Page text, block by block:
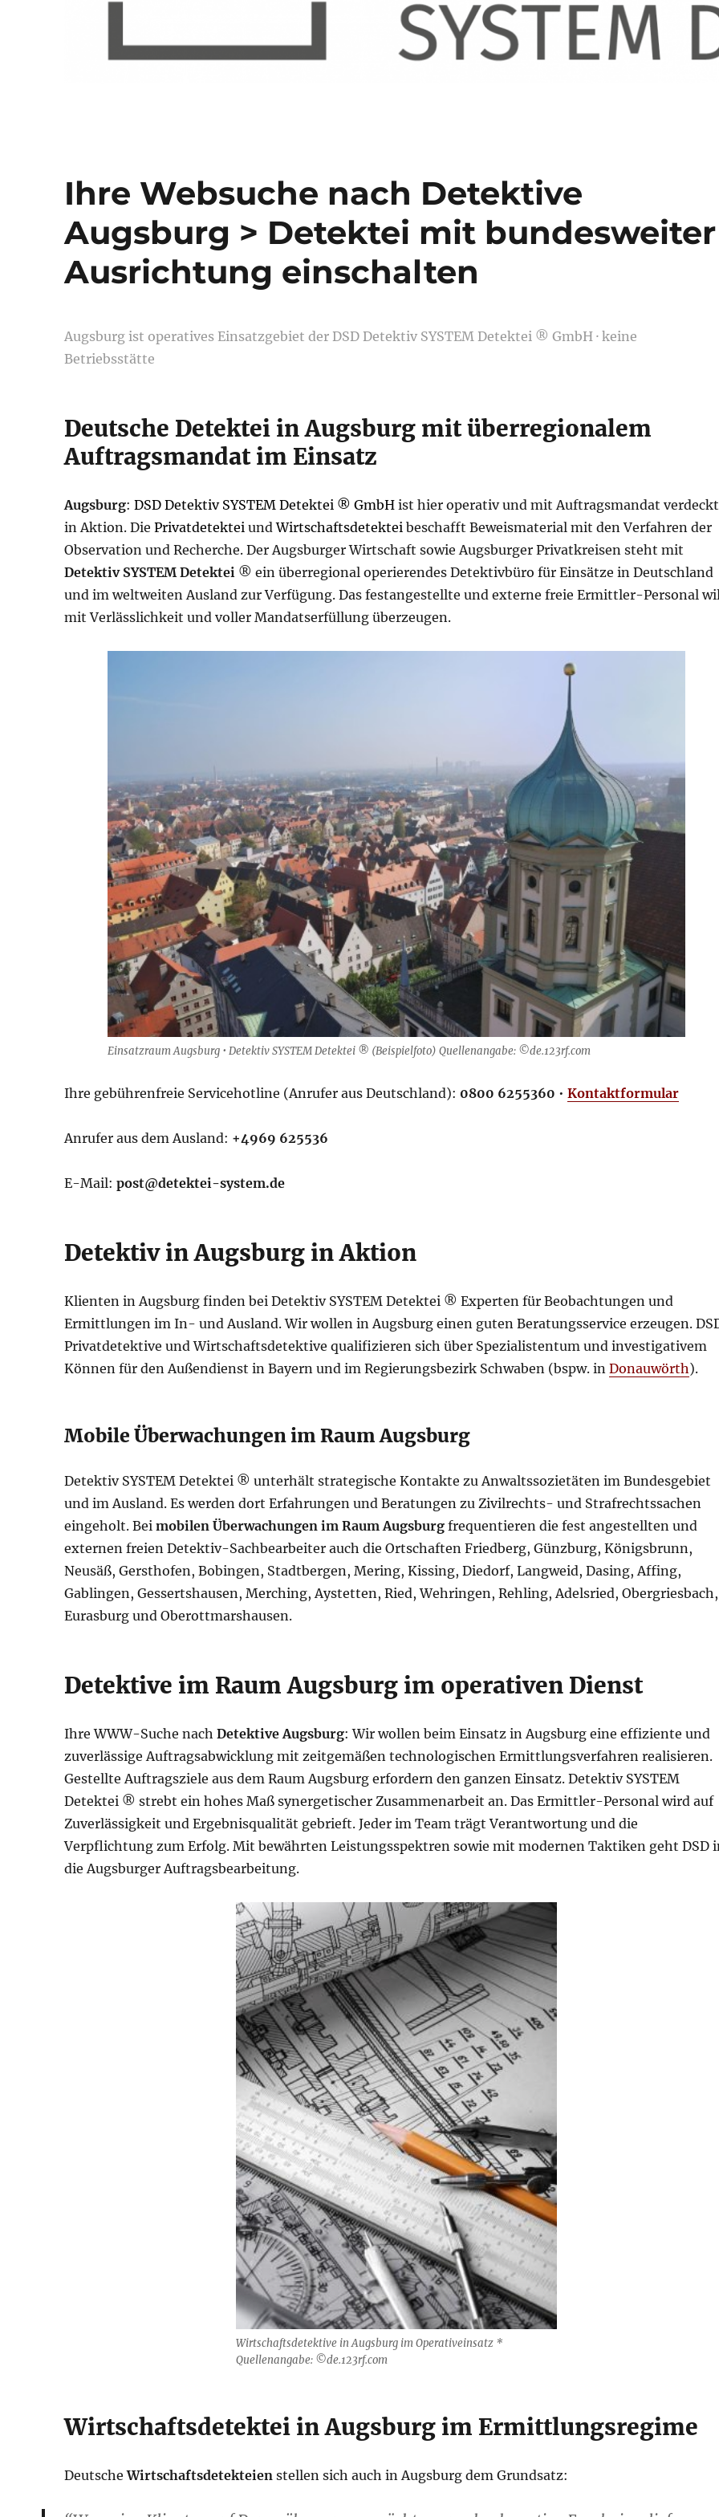
Ihre Websuche nach Detektive
Augsburg > Detektei mit bundesweiter
Ausrichtung einschalten
Augsburg ist operatives Einsatzgebiet der DSD Detektiv SYSTEM Detektei ® GmbH · keine
Betriebsstätte
Deutsche Detektei in Augsburg mit überregionalem
Auftragsmandat im Einsatz
Augsburg:DSD Detektiv SYSTEM Detektei ® GmbH ist hier operativ und mit Auftragsmandat verdeckt
in Aktion. DiePrivatdetektei undWirtschaftsdetektei beschafft Beweismaterial mit den Verfahren der
Observation und Recherche. Der Augsburger Wirtschaft sowie Augsburger Privatkreisen steht mit
Detektiv SYSTEM Detektei ® ein überregional operierendes Detektivbüro für Einsätze in Deutschland
und im weltweiten Ausland zur Verfügung. Das festangestellte und externe freie Ermittler-Personal
mit Verlässlichkeit und voller Mandatserfüllung überzeugen.
Einsatzraum Augsburg • Detektiv SYSTEM Detektei ® (Beispielfoto) Quellenangabe: ©de.123rf.com
Ihre gebührenfreie Servicehotline (Anrufer aus Deutschland): 0800 6255360 •Kontaktformular
Anrufer aus dem Ausland: +4969 625536
E-Mail:post@detektei-system.de
Detektiv in Augsburg in Aktion
Klienten in Augsburg finden bei Detektiv SYSTEM Detektei ® Experten für Beobachtungen und
Ermittlungen im In- und Ausland. Wir wollen in Augsburg einen guten Beratungsservice erzeugen.
Privatdetektive und Wirtschaftsdetektive qualifizieren sich über Spezialistentum und investigativem
Können für den Außendienst in Bayern und im Regierungsbezirk Schwaben (bspw. inDonauwörth).
Mobile Überwachungen im Raum Augsburg
Detektiv SYSTEM Detektei ® unterhält strategische Kontakte zu Anwaltssozietäten im Bundesgebiet
und im Ausland. Es werden dort Erfahrungen und Beratungen zu Zivilrechts- und Strafrechtssachen
eingeholt. Beimobilen Überwachungen im Raum Augsburg frequentieren die fest angestellten und
externen freien Detektiv-Sachbearbeiter auch die Ortschaften Friedberg, Günzburg, Königsbrunn,
Neusäß, Gersthofen, Bobingen, Stadtbergen, Mering, Kissing, Diedorf, Langweid, Dasing, Affing,
Gablingen, Gessertshausen, Merching, Aystetten, Ried, Wehringen, Rehling, Adelsried, Obergriesbach,
Eurasburg und Oberottmarshausen.
Detektive im Raum Augsburg im operativen Dienst
Ihre WWW-Suche nachDetektive Augsburg: Wir wollen beim Einsatz in Augsburg eine effiziente und
zuverlässige Auftragsabwicklung mit zeitgemäßen technologischen Ermittlungsverfahren realisieren.
Gestellte Auftragsziele aus dem Raum Augsburg erfordern den ganzen Einsatz. Detektiv SYSTEM
Detektei ® strebt ein hohes Maß synergetischer Zusammenarbeit an. Das Ermittler-Personal wird auf
Zuverlässigkeit und Ergebnisqualität gebrieft. Jeder im Team trägt Verantwortung und die
Verpflichtung zum Erfolg. Mit bewährten Leistungsspektren sowie mit modernen Taktiken geht DSD
die Augsburger Auftragsbearbeitung.
Wirtschaftsdetektive in Augsburg im Operativeinsatz *
Quellenangabe: ©de.123rf.com
Wirtschaftsdetektei in Augsburg im Ermittlungsregime
DeutscheWirtschaftsdetekteien stellen sich auch in Augsburg dem Grundsatz: